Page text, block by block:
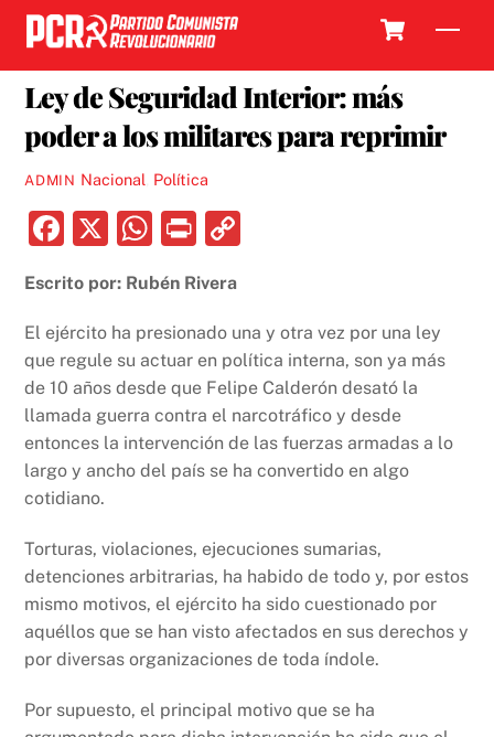
Skip
content
Ley de Seguridad Interior: más
poder a los militares para reprimir
ADMIN Nacional Política
F
c
e
b
o
o
k
X
W
at
s
A
p
p
P
nt
y
Li
n
k
Escrito por: Rubén Rivera
El ejército ha presionado una y otra vez por una ley
que regule su actuar en política interna, son ya más
de 10 años desde que Felipe Calderón desató la
llamada guerra contra el narcotráfico y desde
entonces la intervención de las fuerzas armadas a lo
largo y ancho del país se ha convertido en algo
cotidiano.
Torturas, violaciones, ejecuciones sumarias,
detenciones arbitrarias, ha habido de todo y, por estos
mismo motivos, el ejército ha sido cuestionado por
aquéllos que se han visto afectados en sus derechos y
por diversas organizaciones de toda índole.
Por supuesto, el principal motivo que se ha